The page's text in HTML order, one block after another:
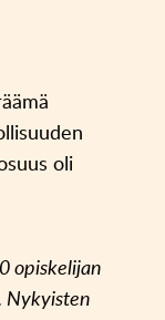
oli
opiskelijan
Nykyisten